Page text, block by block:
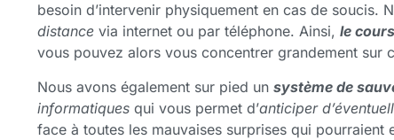
besoin d’intervenir physiquement en cas de soucis.
distance via internet ou par téléphone. Ainsi, le
vous pouvez alors vous concentrer grandement sur
Nous avons également sur pied un système de
informatiques qui vous permet d’anticiper
face à toutes les mauvaises surprises qui pourraient